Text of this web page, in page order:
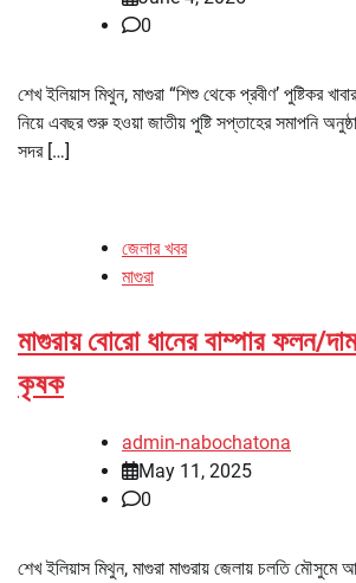
0
শেখ ইলিয়াস মিথুন, মাগুরা “শিশু থেকে প্রবীণ’ পুষ্টিকর
নিয়ে এবছর শুরু হওয়া জাতীয় পুষ্টি সপ্তাহের সমাপনি
সদর […]
জেলার খবর
মাগুরা
মাগুরায় বোরো ধানের বাম্পার ফলন/
কৃষক
admin-nabochatona
May 11, 2025
0
শেখ ইলিয়াস মিথুন, মাগুরা মাগুরায় জেলায় চলতি মৌসুমে